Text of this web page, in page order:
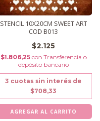
STENCIL 10X20CM SWEET ART
COD B013
$2.125
$1.806,25 con Transferencia o
depósito bancario
3 cuotas sin interés de
$708,33